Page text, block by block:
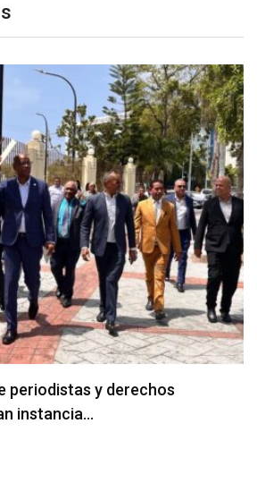
periodistas y derechos
instancia…